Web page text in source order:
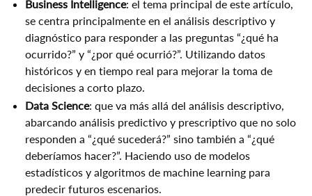
Business Intelligence: el tema principal de este artículo,
se centra principalmente en el análisis descriptivo y
diagnóstico para responder a las preguntas “¿qué ha
ocurrido?” y “¿por qué ocurrió?”. Utilizando datos
históricos y en tiempo real para mejorar la toma de
decisiones a corto plazo.
Data Science: que va más allá del análisis descriptivo,
abarcando análisis predictivo y prescriptivo que no solo
responden a “¿qué sucederá?” sino también a “¿qué
deberíamos hacer?”. Haciendo uso de modelos
estadísticos y algoritmos de machine learning para
predecir futuros escenarios.